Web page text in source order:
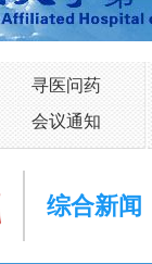
寻医问药
会议通知
综合新闻